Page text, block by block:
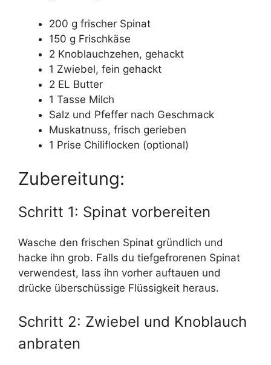
200 g frischer Spinat
150 g Frischkäse
2 Knoblauchzehen, gehackt
1 Zwiebel, fein gehackt
2 EL Butter
1 Tasse Milch
Salz und Pfeffer nach Geschmack
Muskatnuss, frisch gerieben
1 Prise Chiliflocken (optional)
Zubereitung:
Schritt 1: Spinat vorbereiten
Wasche den frischen Spinat gründlich und
hacke ihn grob. Falls du tiefgefrorenen Spinat
verwendest, lass ihn vorher auftauen und
drücke überschüssige Flüssigkeit heraus.
Schritt 2: Zwiebel und Knoblauch
anbraten